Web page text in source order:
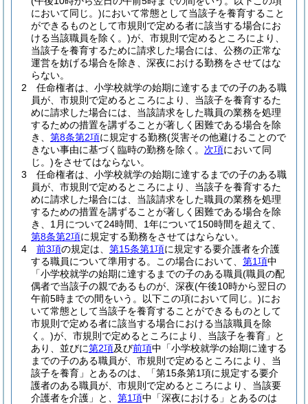
において同じ。)において常態として当該子を養育すること
ができるものとして市規則で定める者に該当する場合にお
ける当該職員を除く。)が、市規則で定めるところにより、
当該子を養育するために請求した場合には、公務の正常な
運営を妨げる場合を除き、深夜における勤務をさせてはな
らない。
2
任命権者は、小学校就学の始期に達するまでの子のある職
員が、市規則で定めるところにより、当該子を養育するた
めに請求した場合には、当該請求をした職員の業務を処理
するための措置を講ずることが著しく困難である場合を除
き、 第8条第2項に規定する勤務(災害その他避けることので
きない事由に基づく臨時の勤務を除く。 次項において同
じ。)をさせてはならない。
3
任命権者は、小学校就学の始期に達するまでの子のある職
員が、市規則で定めるところにより、当該子を養育するた
めに請求した場合には、当該請求をした職員の業務を処理
するための措置を講ずることが著しく困難である場合を除
き、1月について24時間、1年について150時間を超えて、
第8条第2項に規定する勤務をさせてはならない。
4
前3項の規定は、 第15条第1項に規定する要介護者を介護
する職員について準用する。
この場合において、 第1項中
「小学校就学の始期に達するまでの子のある職員(職員の配
偶者で当該子の親であるものが、深夜(午後10時から翌日の
午前5時までの間をいう。以下この項において同じ。)にお
いて常態として当該子を養育することができるものとして
市規則で定める者に該当する場合における当該職員を除
く。)が、市規則で定めるところにより、当該子を養育」と
あり、並びに第2項及び前項中「小学校就学の始期に達する
までの子のある職員が、市規則で定めるところにより、当
該子を養育」とあるのは、「第15条第1項に規定する要介
護者のある職員が、市規則で定めるところにより、当該要
介護者を介護」と、 第1項中「深夜における」とあるのは